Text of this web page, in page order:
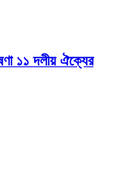
১১ দলীয় ঐক্যের